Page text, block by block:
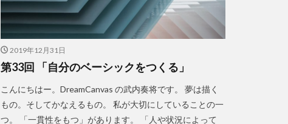
2019年12月31日
第33回 「自分のベーシックをつくる」
こんにちはー。DreamCanvas の武内奏将です。 夢は描く
もの。そしてかなえるもの。 私が大切にしていることの一
つ。 「一貫性をもつ」があります。 「人や状況によって